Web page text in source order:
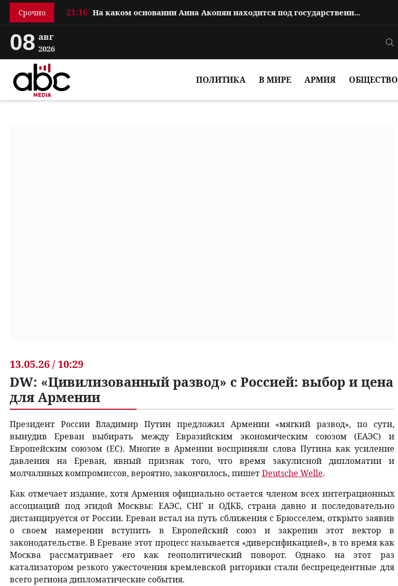
Срочно 21:16 На каком основании Анна Акопян находится под государственной защитой?
08 авг
2026
ПОЛИТИКА В МИРЕ АРМИЯ ОБЩЕСТВО
13.05.26 / 10:29
DW: «Цивилизованный развод» с Россией: выбор и цена
для Армении
Президент России Владимир Путин предложил Армении «мягкий развод», по сути,
вынудив Ереван выбирать между Евразийским экономическим союзом (ЕАЭС) и
Европейским союзом (ЕС). Многие в Армении восприняли слова Путина как усиление
давления на Ереван, явный признак того, что время закулисной дипломатии и
молчаливых компромиссов, вероятно, закончилось, пишетDeutsche Welle.
Как отмечает издание, хотя Армения официально остается членом всех интеграционных
ассоциаций под эгидой Москвы: ЕАЭС, СНГ и ОДКБ, страна давно и последовательно
дистанцируется от России. Ереван встал на путь сближения с Брюсселем, открыто заявив
о своем намерении вступить в Европейский союз и закрепив этот вектор в
законодательстве. В Ереване этот процесс называется «диверсификацией», в то время как
Москва рассматривает его как геополитический поворот. Однако на этот раз
катализатором резкого ужесточения кремлевской риторики стали беспрецедентные для
всего региона дипломатические события.